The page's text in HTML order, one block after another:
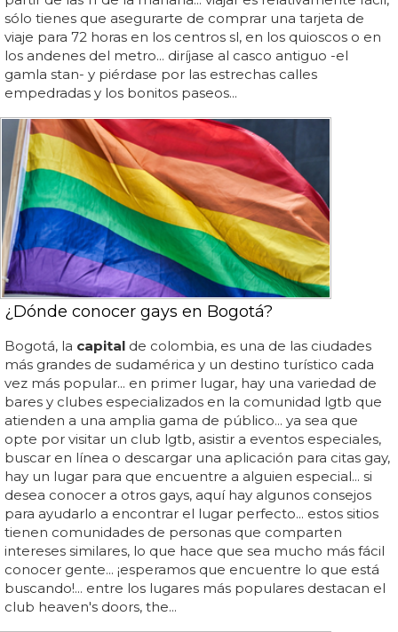
sólo tienes que asegurarte de comprar una tarjeta de
viaje para 72 horas en los centros sl, en los quioscos o en
los andenes del metro... diríjase al casco antiguo -el
gamla stan- y piérdase por las estrechas calles
empedradas y los bonitos paseos...
¿Dónde conocer gays en Bogotá?
Bogotá, la capital de colombia, es una de las ciudades
más grandes de sudamérica y un destino turístico cada
vez más popular... en primer lugar, hay una variedad de
bares y clubes especializados en la comunidad lgtb que
atienden a una amplia gama de público... ya sea que
opte por visitar un club lgtb, asistir a eventos especiales,
buscar en línea o descargar una aplicación para citas gay,
hay un lugar para que encuentre a alguien especial... si
desea conocer a otros gays, aquí hay algunos consejos
para ayudarlo a encontrar el lugar perfecto... estos sitios
tienen comunidades de personas que comparten
intereses similares, lo que hace que sea mucho más fácil
conocer gente... ¡esperamos que encuentre lo que está
buscando!... entre los lugares más populares destacan el
club heaven's doors, the...